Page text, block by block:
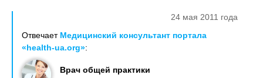
24 мая 2011 года
Отвечает Медицинский консультант портала
«health-ua.org»:
Врач общей практики